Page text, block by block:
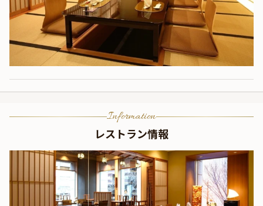
Information
レストラン情報